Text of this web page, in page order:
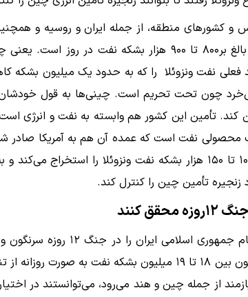
و کشورهای منطقه، از جمله ایران و روسیه و
۸۰ تا ۹۰درصد تولید فعلی نفت ونزوئلا را که به حدود یک
چون تحت تحریم است. چینی‌ها به قول خودشان
کند. تأمین این کشور هم وابسته به نفت و انرژی
تک محصولی نفت است که عمده آن هم به آمریکا
آمریکایی «شورون» روزانه بین ۱۰۰ تا ۱۵۰ هزار بشکه نفت ونزوئلا را
زنجیره تأمین چین را کنترل کند.
جنگ ۱۲روزه محقق کنند
از طرفی اگر موفق می‌شدند نظام
منطقه خلیج فارس را که هم‌اکنون بین ۱۸ تا ۱۹ میلیون بشکه نفت
از جمله چین و هند می‌رود، می‌توانستند در اختیار